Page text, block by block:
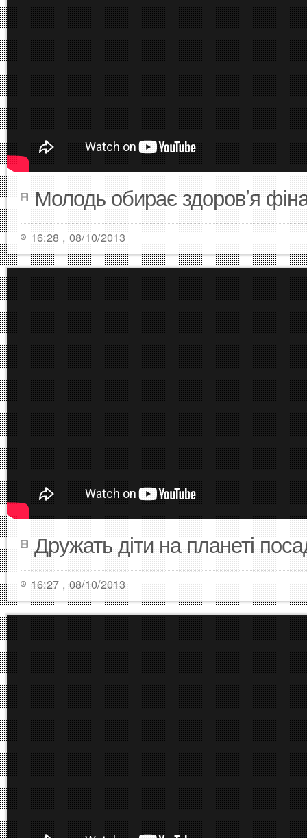
Молодь обирає здоров’я
16:28 , 08/10/2013
Дружать діти на планеті
16:27 , 08/10/2013